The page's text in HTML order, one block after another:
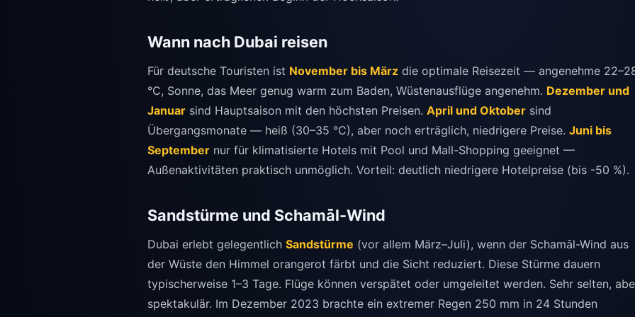
Wann nach Dubai reisen
Für deutsche Touristen ist November bis März die optimale Reisezeit — angenehme
°C, Sonne, das Meer genug warm zum Baden, Wüstenausflüge angenehm. Dezember und
Januar sind Hauptsaison mit den höchsten Preisen. April und Oktober sind
Übergangsmonate — heiß (30–35 °C), aber noch erträglich, niedrigere Preise. Juni bis
September nur für klimatisierte Hotels mit Pool und Mall-Shopping geeignet —
Außenaktivitäten praktisch unmöglich. Vorteil: deutlich niedrigere Hotelpreise (bis -50 %).
Sandstürme und Schamāl-Wind
Dubai erlebt gelegentlich Sandstürme (vor allem März–Juli), wenn der Schamāl-Wind aus
der Wüste den Himmel orangerot färbt und die Sicht reduziert. Diese Stürme dauern
typischerweise 1–3 Tage. Flüge können verspätet oder umgeleitet werden. Sehr selten,
spektakulär. Im Dezember 2023 brachte ein extremer Regen 250 mm in 24 Stunden